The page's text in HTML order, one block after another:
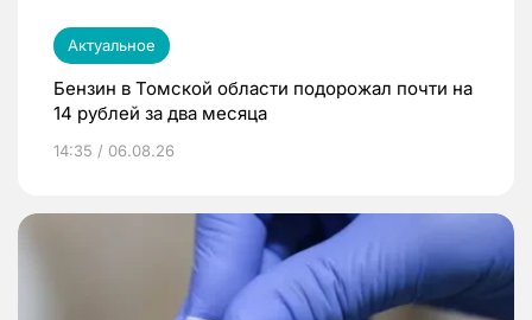
Актуальное
Бензин в Томской области подорожал почти на
14 рублей за два месяца
14:35 / 06.08.26